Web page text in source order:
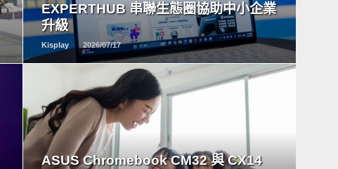
EXPERTHUB 串聯生態圈協助中小企業
升級
Kisplay 2026/07/17
ASUS Chromebook CM32 與 CX14
READ
MORE